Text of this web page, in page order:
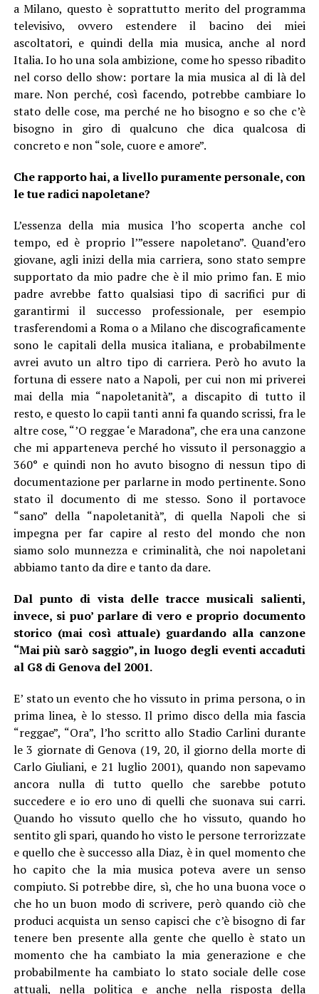
a Milano, questo è soprattutto merito del programma
televisivo, ovvero estendere il bacino dei miei
ascoltatori, e quindi della mia musica, anche al nord
Italia. Io ho una sola ambizione, come ho spesso ribadito
nel corso dello show: portare la mia musica al di là del
mare. Non perché, così facendo, potrebbe cambiare lo
stato delle cose, ma perché ne ho bisogno e so che c’è
bisogno in giro di qualcuno che dica qualcosa di
concreto e non “sole, cuore e amore”.
Che rapporto hai, a livello puramente personale, con
le tue radici napoletane?
L’essenza della mia musica l’ho scoperta anche col
tempo, ed è proprio l’”essere napoletano”. Quand’ero
giovane, agli inizi della mia carriera, sono stato sempre
supportato da mio padre che è il mio primo fan. E mio
padre avrebbe fatto qualsiasi tipo di sacrifici pur di
garantirmi il successo professionale, per esempio
trasferendomi a Roma o a Milano che discograficamente
sono le capitali della musica italiana, e probabilmente
avrei avuto un altro tipo di carriera. Però ho avuto la
fortuna di essere nato a Napoli, per cui non mi priverei
mai della mia “napoletanità”, a discapito di tutto il
resto, e questo lo capii tanti anni fa quando scrissi, fra le
altre cose, “’O reggae ‘e Maradona”, che era una canzone
che mi apparteneva perché ho vissuto il personaggio a
360° e quindi non ho avuto bisogno di nessun tipo di
documentazione per parlarne in modo pertinente. Sono
stato il documento di me stesso. Sono il portavoce
“sano” della “napoletanità”, di quella Napoli che si
impegna per far capire al resto del mondo che non
siamo solo munnezza e criminalità, che noi napoletani
abbiamo tanto da dire e tanto da dare.
Dal punto di vista delle tracce musicali salienti,
invece, si puo’ parlare di vero e proprio documento
storico (mai così attuale) guardando alla canzone
“Mai più sarò saggio”, in luogo degli eventi accaduti
al G8 di Genova del 2001.
E’ stato un evento che ho vissuto in prima persona, o in
prima linea, è lo stesso. Il primo disco della mia fascia
“reggae”, “Ora”, l’ho scritto allo Stadio Carlini durante
le 3 giornate di Genova (19, 20, il giorno della morte di
Carlo Giuliani, e 21 luglio 2001), quando non sapevamo
ancora nulla di tutto quello che sarebbe potuto
succedere e io ero uno di quelli che suonava sui carri.
Quando ho vissuto quello che ho vissuto, quando ho
sentito gli spari, quando ho visto le persone terrorizzate
e quello che è successo alla Diaz, è in quel momento che
ho capito che la mia musica poteva avere un senso
compiuto. Si potrebbe dire, sì, che ho una buona voce o
che ho un buon modo di scrivere, però quando ciò che
produci acquista un senso capisci che c’è bisogno di far
tenere ben presente alla gente che quello è stato un
momento che ha cambiato la mia generazione e che
probabilmente ha cambiato lo stato sociale delle cose
attuali, nella politica e anche nella risposta della